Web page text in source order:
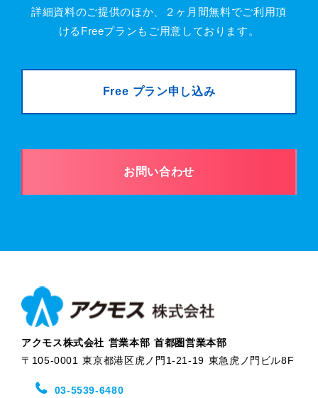
詳細資料のご提供のほか、２ヶ月間無料でご利用頂
けるFreeプランもご用意しております。
Free プラン申し込み
お問い合わせ
アクモス株式会社 営業本部 首都圏営業本部
〒105-0001 東京都港区虎ノ門1-21-19 東急虎ノ門ビル8F
03-5539-6480